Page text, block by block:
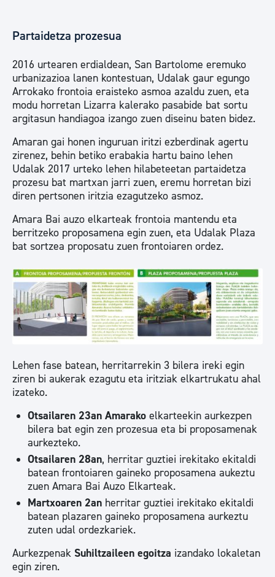
Partaidetza prozesua
2016 urtearen erdialdean, San Bartolome eremuko
urbanizazioa lanen kontestuan, Udalak gaur egungo
Arrokako frontoia eraisteko asmoa azaldu zuen, eta
modu horretan Lizarra kalerako pasabide bat sortu
argitasun handiagoa izango zuen diseinu baten bidez.
Amaran gai honen inguruan iritzi ezberdinak agertu
zirenez, behin betiko erabakia hartu baino lehen
Udalak 2017 urteko lehen hilabeteetan partaidetza
prozesu bat martxan jarri zuen, eremu horretan bizi
diren pertsonen iritzia ezagutzeko asmoz.
Amara Bai auzo elkarteak frontoia mantendu eta
berritzeko proposamena egin zuen, eta Udalak Plaza
bat sortzea proposatu zuen frontoiaren ordez.
Lehen fase batean, herritarrekin 3 bilera ireki egin
ziren bi aukerak ezagutu eta iritziak elkartrukatu ahal
izateko.
Otsailaren 23an Amarako elkarteekin aurkezpen
bilera bat egin zen prozesua eta bi proposamenak
aurkezteko.
Otsailaren 28an, herritar guztiei irekitako ekitaldi
batean frontoiaren gaineko proposamena aukeztu
zuen Amara Bai Auzo Elkarteak.
Martxoaren 2an herritar guztiei irekitako ekitaldi
batean plazaren gaineko proposamena aurkeztu
zuten udal ordezkariek.
Aurkezpenak Suhiltzaileen egoitza izandako lokaletan
egin ziren.